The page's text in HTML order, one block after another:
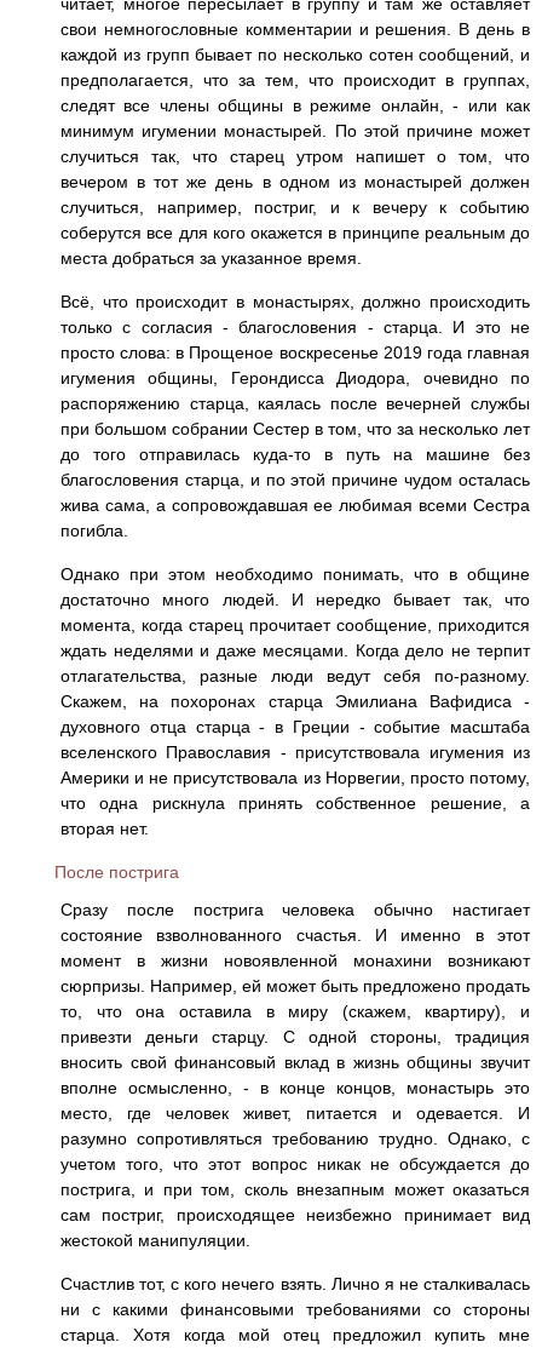
свои немногословные комментарии и решения. В день в
каждой из групп бывает по несколько сотен сообщений, и
предполагается, что за тем, что происходит в группах,
следят все члены общины в режиме онлайн, - или как
минимум игумении монастырей. По этой причине может
случиться так, что старец утром напишет о том, что
вечером в тот же день в одном из монастырей должен
случиться, например, постриг, и к вечеру к событию
соберутся все для кого окажется в принципе реальным до
места добраться за указанное время.
Всё, что происходит в монастырях, должно происходить
только с согласия - благословения - старца. И это не
просто слова: в Прощеное воскресенье 2019 года главная
игумения общины, Герондисса Диодора, очевидно по
распоряжению старца, каялась после вечерней службы
при большом собрании Сестер в том, что за несколько лет
до того отправилась куда-то в путь на машине без
благословения старца, и по этой причине чудом осталась
жива сама, а сопровождавшая ее любимая всеми Сестра
погибла.
Однако при этом необходимо понимать, что в общине
достаточно много людей. И нередко бывает так, что
момента, когда старец прочитает сообщение, приходится
ждать неделями и даже месяцами. Когда дело не терпит
отлагательства, разные люди ведут себя по-разному.
Скажем, на похоронах старца Эмилиана Вафидиса -
духовного отца старца - в Греции - событие масштаба
вселенского Православия - присутствовала игумения из
Америки и не присутствовала из Норвегии, просто потому,
что одна рискнула принять собственное решение, а
вторая нет.
После пострига
Сразу после пострига человека обычно настигает
состояние взволнованного счастья. И именно в этот
момент в жизни новоявленной монахини возникают
сюрпризы. Например, ей может быть предложено продать
то, что она оставила в миру (скажем, квартиру), и
привезти деньги старцу. С одной стороны, традиция
вносить свой финансовый вклад в жизнь общины звучит
вполне осмысленно, - в конце концов, монастырь это
место, где человек живет, питается и одевается. И
разумно сопротивляться требованию трудно. Однако, с
учетом того, что этот вопрос никак не обсуждается до
пострига, и при том, сколь внезапным может оказаться
сам постриг, происходящее неизбежно принимает вид
жестокой манипуляции.
Счастлив тот, с кого нечего взять. Лично я не сталкивалась
ни с какими финансовыми требованиями со стороны
старца. Хотя когда мой отец предложил купить мне